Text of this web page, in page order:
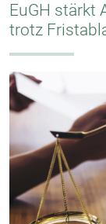
EuGH stärkt
trotz